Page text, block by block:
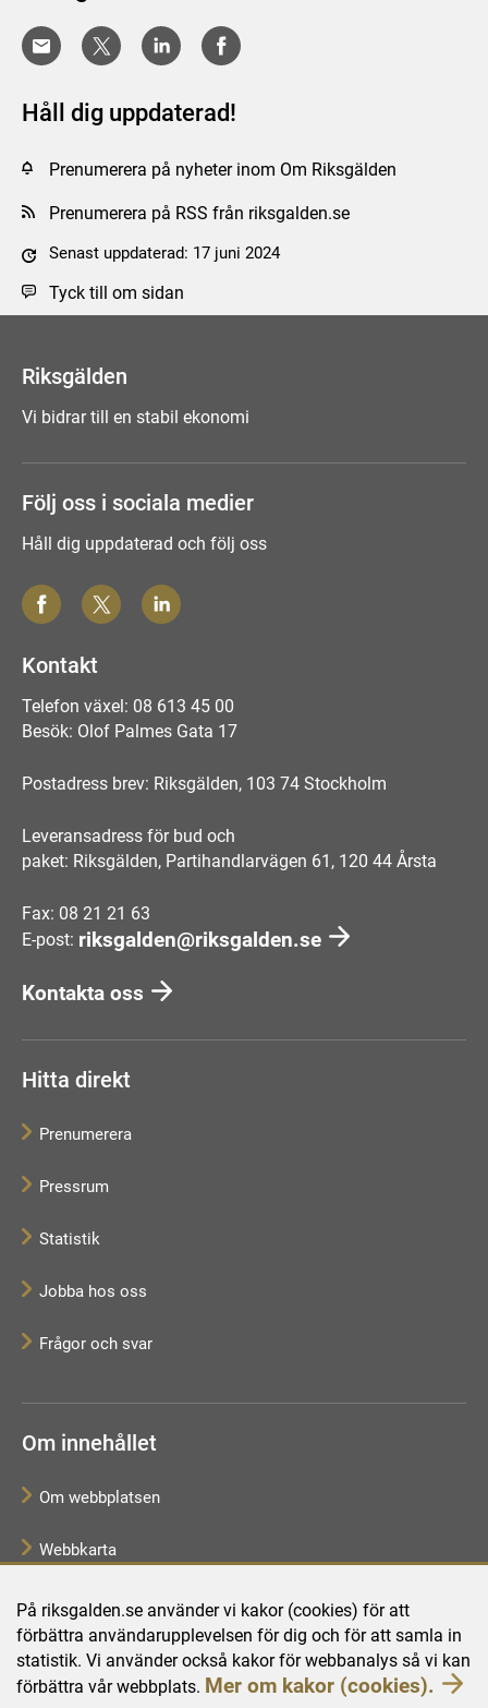
På riksgalden.se använder vi kakor (cookies) för att
förbättra användarupplevelsen för dig och för att samla in
statistik. Vi använder också kakor för webbanalys så vi kan
förbättra vår webbplats. Mer om kakor (cookies).
Håll dig uppdaterad!
Prenumerera på nyheter inom Om Riksgälden
Prenumerera på RSS från riksgalden.se
Senast uppdaterad: 17 juni 2024
Tyck till om sidan
Riksgälden
Vi bidrar till en stabil ekonomi
Följ oss i sociala medier
Håll dig uppdaterad och följ oss
Kontakt
Telefon växel: 08 613 45 00
Besök: Olof Palmes Gata 17
Postadress brev: Riksgälden, 103 74 Stockholm
Leveransadress för bud och
paket: Riksgälden, Partihandlarvägen 61, 120 44 Årsta
Fax: 08 21 21 63
E-post: riksgalden@riksgalden.se
Kontakta oss
Hitta direkt
Prenumerera
Pressrum
Statistik
Jobba hos oss
Frågor och svar
Om innehållet
Om webbplatsen
Webbkarta
Tillgänglighetsredogörelse
Behandling av personuppgifter